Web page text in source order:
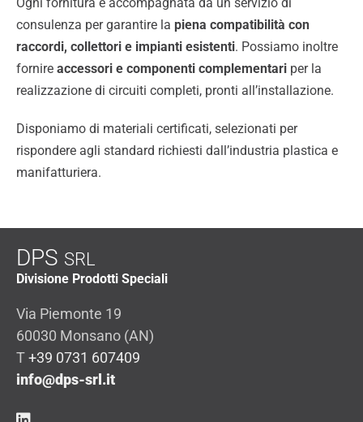
consulenza per garantire la piena compatibilità con
raccordi, collettori e impianti esistenti. Possiamo inoltre
fornire accessori e componenti complementari per la
realizzazione di circuiti completi, pronti all’installazione.
Disponiamo di materiali certificati, selezionati per
rispondere agli standard richiesti dall’industria plastica e
manifatturiera.
DPS SRL
Divisione Prodotti Speciali
Via Piemonte 19
60030 Monsano (AN)
T+39 0731 607409
info@dps-srl.it